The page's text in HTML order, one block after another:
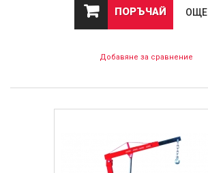
ПОРЪЧАЙ ОЩЕ
Добавяне за сравнение